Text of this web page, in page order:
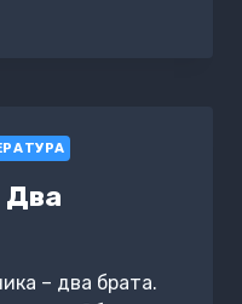
Два
– два брата.